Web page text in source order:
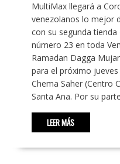
MultiMax llegará a
venezolanos lo mejor
con su segunda
número 23 en toda
Ramadan Dagga
para el próximo
Chema Saher (Centro
Santa Ana. Por su
LEER MÁS